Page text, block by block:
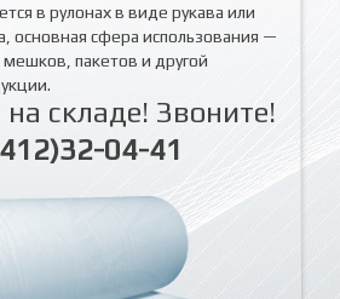
в рулонах в виде рукава или
основная сфера использования —
пакетов и другой
складе! Звоните!
04-41